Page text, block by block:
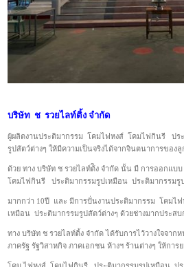
บริษัท ช รวยไลท์ติ้ง จำกัด
ผู้ผลิตงานประติมากรรม โคมไฟหงส์ โคมไฟกินรี ปร
รูปสัตว์ต่างๆ ให้มีความเป็นจริงได้จากจินตนาการของ
ด้วย ทาง บริษัท ช รวยไลท์ต้ิง จำกัด นั้น มี การออกแบ
โคมไฟกินรี ประติมากรรมรูปเหมือน ประติมากรรมรู
มากกว่า 10ปี และ มีการปั่นงานประติมากรรม โคมไ
เหมือน ประติมากรรมรูปสัตว์ต่างๆ ด้วยช่างมากประส
ทาง บริษัท ช รวยไลท์ติ้ง จำกัด ได้รับการไว้วางใจจา
ภาครัฐ รัฐวิสาหกิจ ภาคเอกชน ห้างฯ ร้านต่างๆ ให้การ